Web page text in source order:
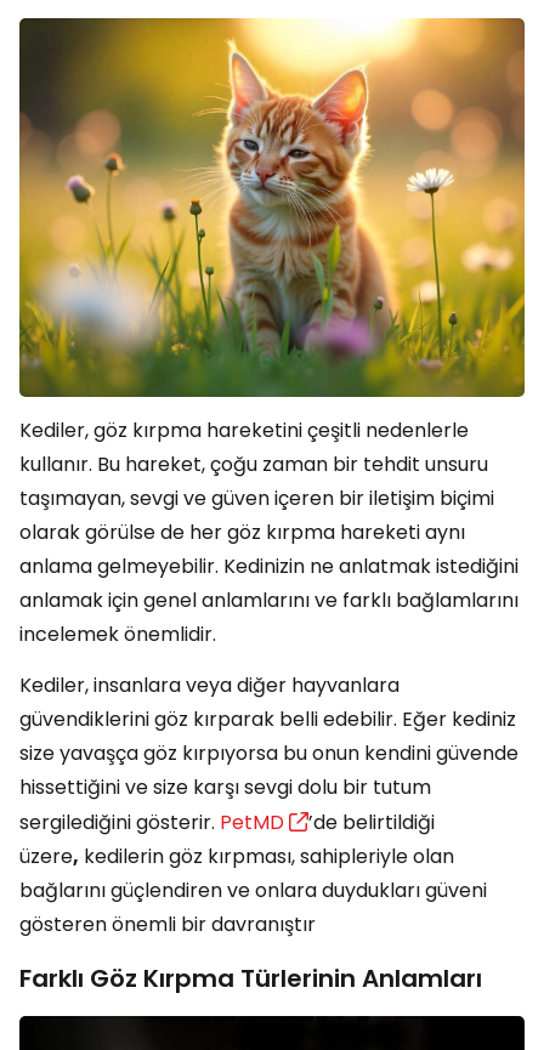
Kediler, göz kırpma hareketini çeşitli nedenlerle
kullanır. Bu hareket, çoğu zaman bir tehdit unsuru
taşımayan, sevgi ve güven içeren bir iletişim biçimi
olarak görülse de her göz kırpma hareketi aynı
anlama gelmeyebilir. Kedinizin ne anlatmak istediğini
anlamak için genel anlamlarını ve farklı bağlamlarını
incelemek önemlidir.
Kediler, insanlara veya diğer hayvanlara
güvendiklerini göz kırparak belli edebilir. Eğer kediniz
size yavaşça göz kırpıyorsa bu onun kendini güvende
hissettiğini ve size karşı sevgi dolu bir tutum
sergilediğini gösterir. PetMD
’de belirtildiği
üzere, kedilerin göz kırpması, sahipleriyle olan
bağlarını güçlendiren ve onlara duydukları güveni
gösteren önemli bir davranıştır
Farklı Göz Kırpma Türlerinin Anlamları